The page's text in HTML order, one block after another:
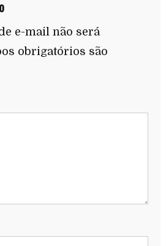
e-mail não será
obrigatórios são